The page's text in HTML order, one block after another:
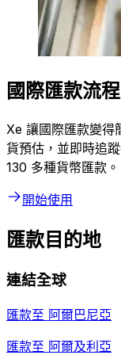
國際匯款流
Xe 讓國際匯款變得
貨預估，並即時追
130 多種貨幣匯款。
開始使用
匯款目的地
連結全球
匯款至 阿爾巴尼亞
匯款至 阿爾及利亞